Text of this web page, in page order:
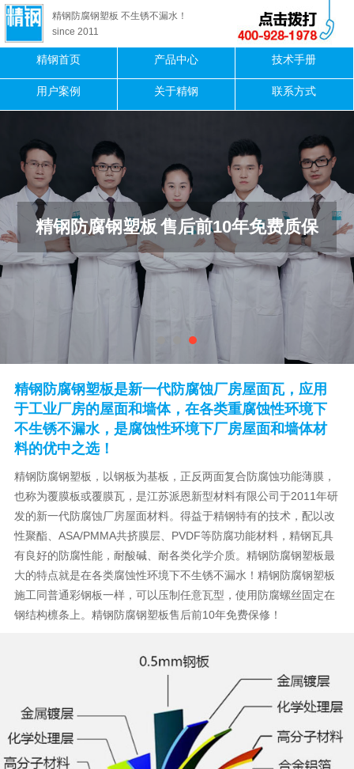
精钢防腐钢塑板 不生锈不漏水！
since 2011
精钢首页 产品中心 技术手册
用户案例 关于精钢 联系方式
精钢防腐钢塑板 售后前10年免费质保
精钢防腐钢塑板是新一代防腐蚀厂房屋面瓦，应用
于工业厂房的屋面和墙体，在各类重腐蚀性环境下
不生锈不漏水，是腐蚀性环境下厂房屋面和墙体材
料的优中之选！
精钢防腐钢塑板，以钢板为基板，正反两面复合防腐蚀功能薄膜，
也称为覆膜板或覆膜瓦，是江苏派恩新型材料有限公司于2011年研
发的新一代防腐蚀厂房屋面材料。得益于精钢特有的技术，配以改
性聚酯、ASA/PMMA共挤膜层、PVDF等防腐功能材料，精钢瓦具
有良好的防腐性能，耐酸碱、耐各类化学介质。精钢防腐钢塑板最
大的特点就是在各类腐蚀性环境下不生锈不漏水！精钢防腐钢塑板
施工同普通彩钢板一样，可以压制任意瓦型，使用防腐螺丝固定在
钢结构檩条上。精钢防腐钢塑板售后前10年免费保修！